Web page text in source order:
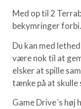
Med op til 2
bekymringer forbi.
Du kan med
være nok til at
elsker at spille
tænke på at skulle
Game Drive´s høj